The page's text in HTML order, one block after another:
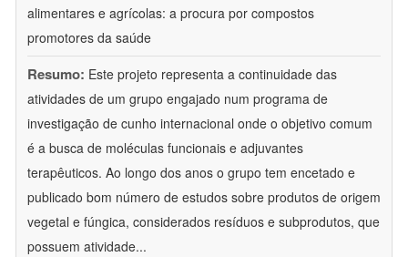
alimentares e agrícolas: a procura por compostos
promotores da saúde
Resumo: Este projeto representa a continuidade das
atividades de um grupo engajado num programa de
investigação de cunho internacional onde o objetivo comum
é a busca de moléculas funcionais e adjuvantes
terapêuticos. Ao longo dos anos o grupo tem encetado e
publicado bom número de estudos sobre produtos de origem
vegetal e fúngica, considerados resíduos e subprodutos, que
possuem atividade...